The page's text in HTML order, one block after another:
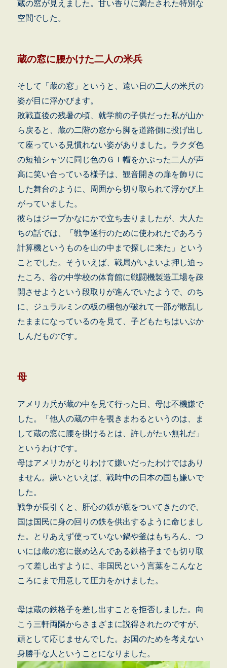
蔵の窓が見えました。甘い香りに満たされた特別な
空間でした。
蔵の窓に腰かけた二人の米兵
そして「蔵の窓」というと、遠い日の二人の米兵の
姿が目に浮かびます。
敗戦直後の残暑の頃、就学前の子供だった私が山か
ら戻ると、蔵の二階の窓から脚を道路側に投げ出し
て座っている見慣れない姿がありました。ラクダ色
の短袖シャツに同じ色のＧＩ帽をかぶった二人が声
高に笑い合っている様子は、観音開きの扉を飾りに
した舞台のように、周囲から切り取られて浮かび上
がっていました。
彼らはジープかなにかで立ち去りましたが、大人た
ちの話では、「戦争遂行のために使われたであろう
計算機というものを山の中まで探しに来た」という
ことでした。そういえば、戦局がいよいよ押し迫っ
たころ、谷の中学校の体育館に戦闘機製造工場を疎
開させようという段取りが進んでいたようで、のち
に、ジュラルミンの板の梱包が破れて一部が散乱し
たままになっているのを見て、子どもたちはいぶか
しんだものです。
母
アメリカ兵が蔵の中を見て行った日、母は不機嫌で
した。「他人の蔵の中を覗きまわるというのは、ま
して蔵の窓に腰を掛けるとは、許しがたい無礼だ」
というわけです。
母はアメリカがとりわけて嫌いだったわけではあり
ません。嫌いといえば、戦時中の日本の国も嫌いで
した。
戦争が長引くと、肝心の鉄が底をついてきたので、
国は国民に身の回りの鉄を供出するように命じまし
た。とりあえず使っていない鍋や釜はもちろん、つ
いには蔵の窓に嵌め込んである鉄格子までも切り取
って差し出すように、非国民という言葉をこんなと
ころにまで用意して圧力をかけました。
母は蔵の鉄格子を差し出すことを拒否しました。向
こう三軒両隣からさまざまに説得されたのですが、
頑として応じませんでした。お国のためを考えない
身勝手な人ということになりました。